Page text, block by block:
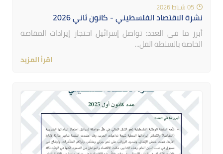
05 شباط 2026
نشرة الاقتصاد الفلسطيني - كانون ثاني 2026
أبرز ما في العدد: تواصل إسرائيل احتجاز إيرادات المقاصة
الخاصة بالسلطة الفل...
اقرأ المزيد